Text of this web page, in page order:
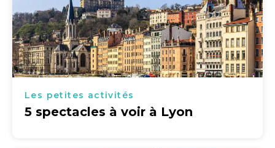
Les petites activités
5 spectacles à voir à Lyon